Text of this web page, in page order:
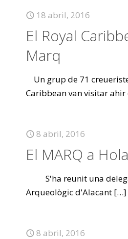
18 abril, 2016
El Royal
Marq
Un grup de 71
Caribbean van visitar
8 abril, 2016
El MARQ a
S'ha reunit una
Arqueològic d'Alacant […]
8 abril, 2016